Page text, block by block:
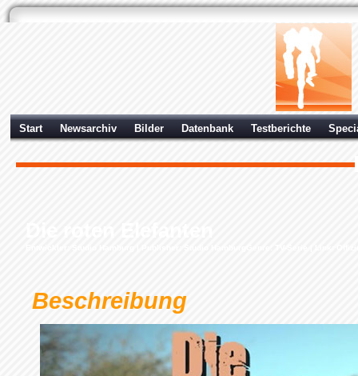
Start Newsarchiv Bilder Datenbank Testberichte
Beschreibung